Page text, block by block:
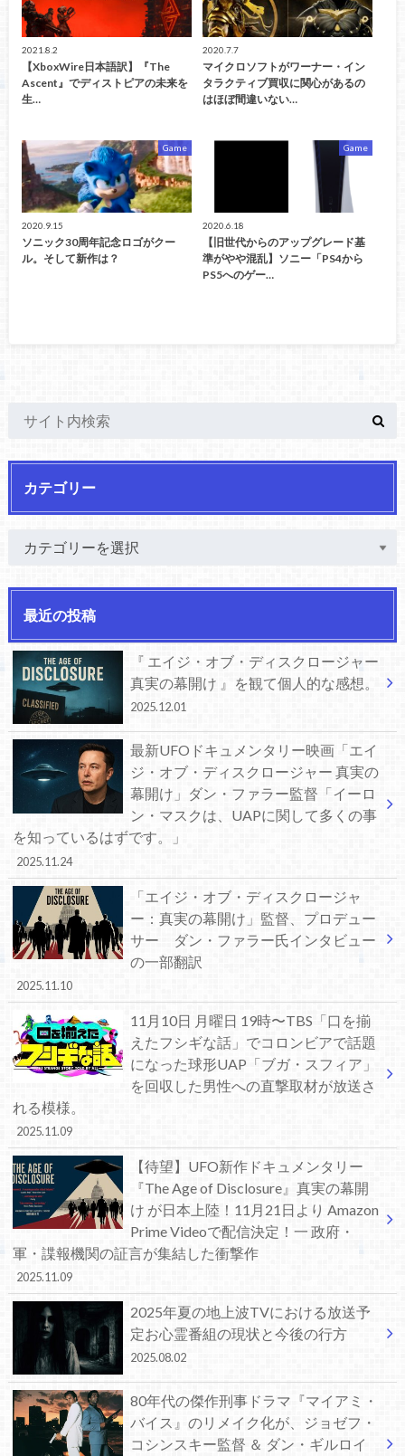
2021.8.2
【XboxWire日本語訳】『The
Ascent』でディストピアの未来を
生…
2020.7.7
マイクロソフトがワーナー・イン
タラクティブ買収に関心があるの
はほぼ間違いない…
Game
2020.9.15
ソニック30周年記念ロゴがクー
ル。そして新作は？
Game
2020.6.18
【旧世代からのアップグレード基
準がやや混乱】ソニー「PS4から
PS5へのゲー…
カテゴリー
最近の投稿
『 エイジ・オブ・ディスクロージャー
真実の幕開け 』を観て個人的な感想。
2025.12.01
最新UFOドキュメンタリー映画「エイ
ジ・オブ・ディスクロージャー 真実の
幕開け」ダン・ファラー監督「イーロ
ン・マスクは、UAPに関して多くの事
を知っているはずです。」
2025.11.24
「エイジ・オブ・ディスクロージャ
ー：真実の幕開け」監督、プロデュー
サー ダン・ファラー氏インタビュー
の一部翻訳
2025.11.10
11月10日 月曜日 19時〜TBS「口を揃
えたフシギな話」でコロンビアで話題
になった球形UAP「ブガ・スフィア」
を回収した男性への直撃取材が放送さ
れる模様。
2025.11.09
【待望】UFO新作ドキュメンタリー
『The Age of Disclosure』真実の幕開
け が日本上陸！11月21日より Amazon
Prime Videoで配信決定！一 政府・
軍・諜報機関の証言が集結した衝撃作
2025.11.09
2025年夏の地上波TVにおける放送予
定お心霊番組の現状と今後の行方
2025.08.02
80年代の傑作刑事ドラマ『マイアミ・
バイス』のリメイク化が、ジョゼフ・
コシンスキー監督 ＆ ダン・ギルロイ